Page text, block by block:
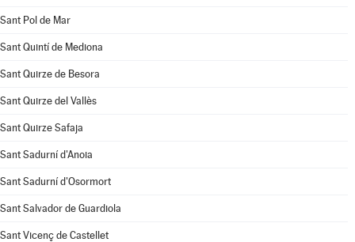
Sant Pol de Mar
Sant Quintí de Mediona
Sant Quirze de Besora
Sant Quirze del Vallès
Sant Quirze Safaja
Sant Sadurní d'Anoia
Sant Sadurní d'Osormort
Sant Salvador de Guardiola
Sant Vicenç de Castellet